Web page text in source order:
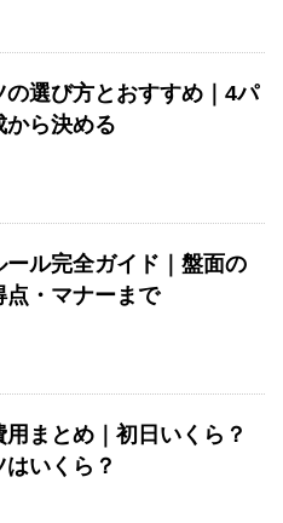
の選び方とおすすめ｜4パ
から決める
ール完全ガイド｜盤面の
点・マナーまで
用まとめ｜初日いくら？
いくら？